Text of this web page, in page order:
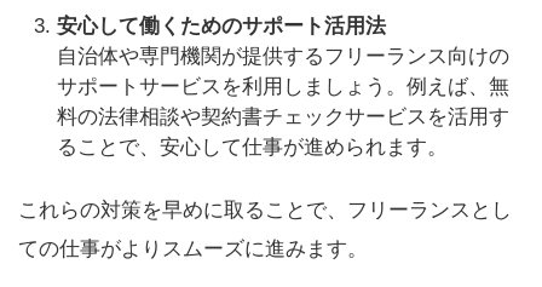
安心して働くためのサポート活用法
自治体や専門機関が提供するフリーランス向けの
サポートサービスを利用しましょう。例えば、無
料の法律相談や契約書チェックサービスを活用す
ることで、安心して仕事が進められます。
これらの対策を早めに取ることで、フリーランスとし
ての仕事がよりスムーズに進みます。